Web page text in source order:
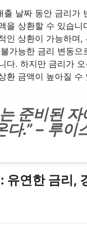
출 날짜 동안 금리가
을 상환할 수 있습니
인 상환이 가능하며,
가능한 금리 변동으
다. 하지만 금리가
환 금액이 높아질 수
준비된
다.” – 루이
유연한 금리,